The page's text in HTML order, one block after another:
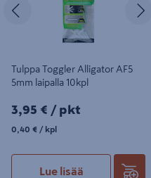
Edellinen
Tulppa Toggler Alligator AF5
5mm laipalla 10kpl
3,95€/pkt
3,95 € / pkt
0,40€/kpl
0,40 € / kpl
Lue lisää